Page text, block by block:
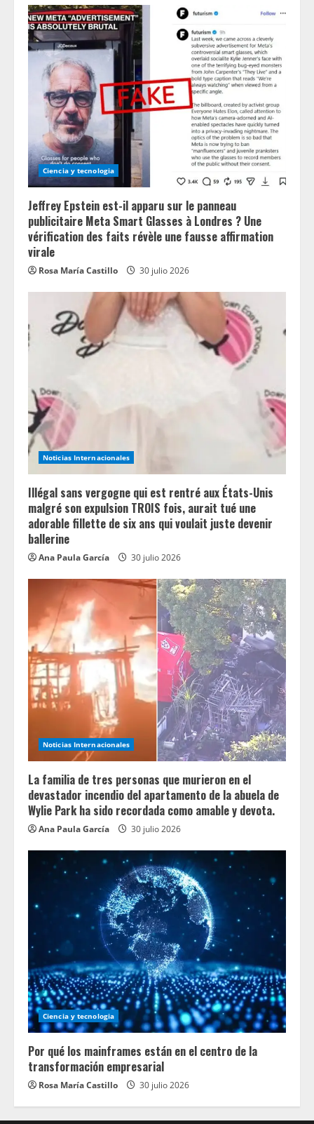
Ciencia y tecnologia
Jeffrey Epstein est-il apparu sur le panneau
publicitaire Meta Smart Glasses à Londres ? Une
vérification des faits révèle une fausse affirmation
virale
Rosa María Castillo 30 julio 2026
Noticias Internacionales
Illégal sans vergogne qui est rentré aux États-Unis
malgré son expulsion TROIS fois, aurait tué une
adorable fillette de six ans qui voulait juste devenir
ballerine
Ana Paula García 30 julio 2026
Noticias Internacionales
La familia de tres personas que murieron en el
devastador incendio del apartamento de la abuela de
Wylie Park ha sido recordada como amable y devota.
Ana Paula García 30 julio 2026
Ciencia y tecnologia
Por qué los mainframes están en el centro de la
transformación empresarial
Rosa María Castillo 30 julio 2026